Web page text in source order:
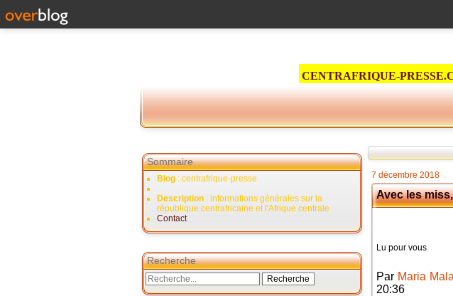
CENTRAFRIQUE-
Sommaire
Blog : centrafrique-presse
Description : informations générales sur la
république centrafricaine et l'Afrique centrale
Contact
Recherche
7 décembre 2018
Avec les
Lu pour vous
Par Maria
20:36